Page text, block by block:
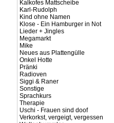
Kalkofes Mattscheibe
Karl-Rudolph
Kind ohne Namen
Klose - Ein Hamburger in Not
Lieder + Jingles
Megamarkt
Mike
Neues aus Plattengülle
Onkel Hotte
Pränki
Radioven
Siggi & Raner
Sonstige
Sprachkurs
Therapie
Uschi - Frauen sind doof
Verkorkst, vergeigt, vergessen